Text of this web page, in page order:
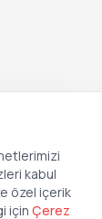
kabul
özel içerik
için Çerez